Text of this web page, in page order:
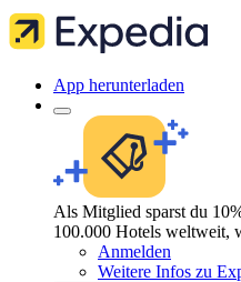
App herunterladen
Als Mitglied sparst du
100.000 Hotels weltweit,
Anmelden
Weitere Infos zu